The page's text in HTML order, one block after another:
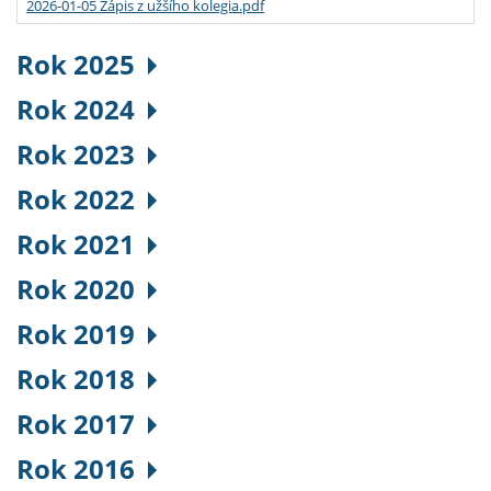
2026-01-05 Zápis z užšího kolegia.pdf
Rok 2025
Rok 2024
Rok 2023
Rok 2022
Rok 2021
Rok 2020
Rok 2019
Rok 2018
Rok 2017
Rok 2016